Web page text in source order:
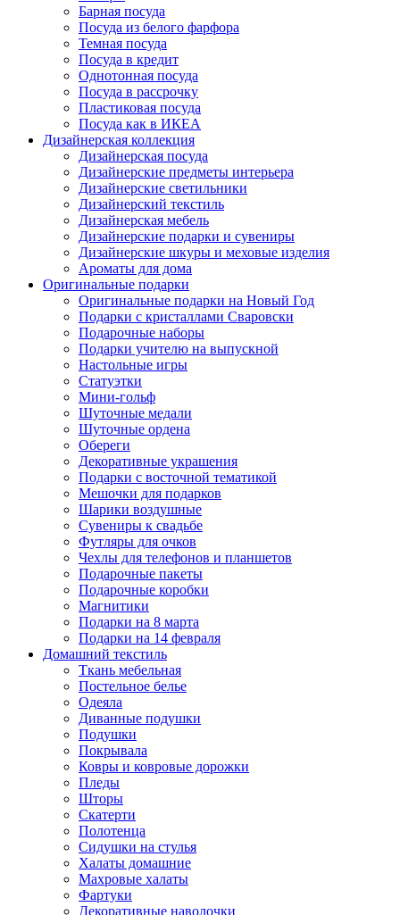
Барная посуда
Посуда из белого фарфора
Темная посуда
Посуда в кредит
Однотонная посуда
Посуда в рассрочку
Пластиковая посуда
Посуда как в ИКЕА
Дизайнерская коллекция
Дизайнерская посуда
Дизайнерские предметы интерьера
Дизайнерские светильники
Дизайнерский текстиль
Дизайнерская мебель
Дизайнерские подарки и сувениры
Дизайнерские шкуры и меховые изделия
Ароматы для дома
Оригинальные подарки
Оригинальные подарки на Новый Год
Подарки с кристаллами Сваровски
Подарочные наборы
Подарки учителю на выпускной
Настольные игры
Статуэтки
Мини-гольф
Шуточные медали
Шуточные ордена
Обереги
Декоративные украшения
Подарки с восточной тематикой
Мешочки для подарков
Шарики воздушные
Сувениры к свадьбе
Футляры для очков
Чехлы для телефонов и планшетов
Подарочные пакеты
Подарочные коробки
Магнитики
Подарки на 8 марта
Подарки на 14 февраля
Домашний текстиль
Ткань мебельная
Постельное белье
Одеяла
Диванные подушки
Подушки
Покрывала
Ковры и ковровые дорожки
Пледы
Шторы
Скатерти
Полотенца
Сидушки на стулья
Халаты домашние
Махровые халаты
Фартуки
Декоративные наволочки